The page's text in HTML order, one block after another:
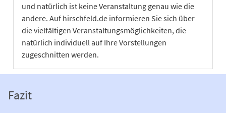
und natürlich ist keine Veranstaltung genau wie die
andere. Auf hirschfeld.de informieren Sie sich über
die vielfältigen Veranstaltungsmöglichkeiten, die
natürlich individuell auf Ihre Vorstellungen
zugeschnitten werden.
Fazit